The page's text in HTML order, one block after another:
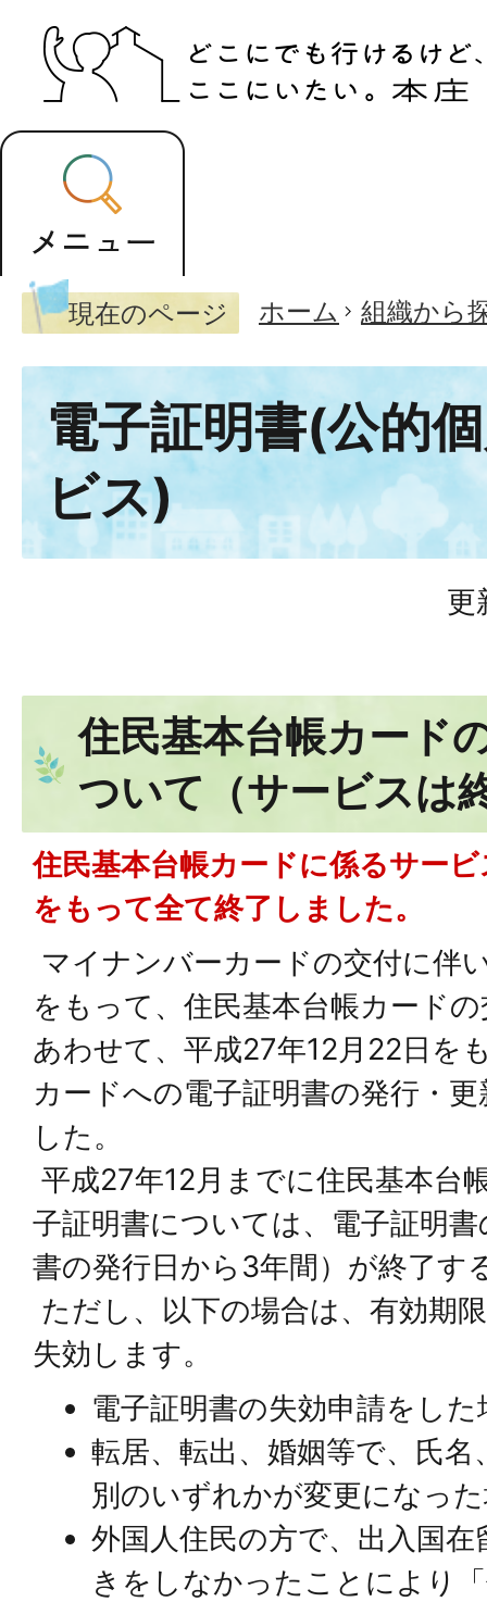
現在のページ ホーム 組織から
電子証明書(公的
ビス)
更
住民基本台帳カード
ついて（サービスは
住民基本台帳カードに係るサー
をもって全て終了しました。
マイナンバーカードの交付に伴
をもって、住民基本台帳カード
あわせて、平成27年12月22日を
カードへの電子証明書の発行・
した。
平成27年12月までに住民基本台
子証明書については、電子証明
書の発行日から3年間）が終了す
ただし、以下の場合は、有効期
失効します。
電子証明書の失効申請をした
転居、転出、婚姻等で、氏
別のいずれかが変更になっ
外国人住民の方で、出入国
きをしなかったことにより